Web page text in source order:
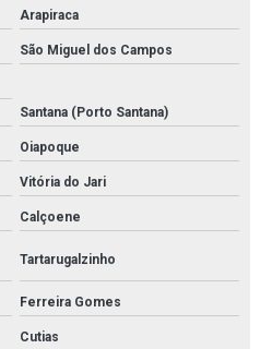
de co2
Arapiraca
São Miguel dos Campos
Santana (Porto Santana)
Oiapoque
Vitória do Jari
Calçoene
Tartarugalzinho
Ferreira Gomes
Cutias